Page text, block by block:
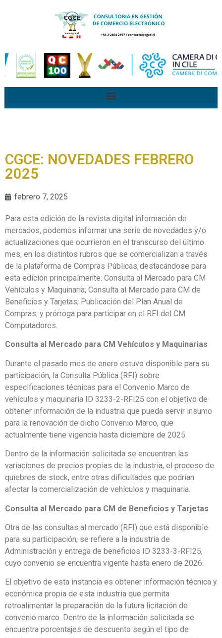
CGCE: NOVEDADES FEBRERO
2025
febrero 7, 2025
Para esta edición de la revista digital información de
mercados, podemos informar una serie de novedades y/o
actualizaciones que ocurrieron en el transcurso del último
mes, en los distintos rubros que se comercializan a través
de la plataforma de Compras Públicas, destacándose para
esta edición principalmente: Consulta al Mercado para CM
Vehículos y Maquinaria; Consulta al Mercado para CM de
Beneficios y Tarjetas; Publicación del Plan Anual de
Compras; y prórroga para participar en el RFI del CM
Computadores.
Consulta al Mercado para CM Vehículos y Maquinarias
Durante el pasado mes de enero estuvo disponible para su
participación, la Consulta Pública (RFI) sobre
especificaciones técnicas para el Convenio Marco de
vehículos y maquinaria ID 3233-2-RFI25 con el objetivo de
obtener información de la industria que pueda servir insumo
para la renovación de dicho Convenio Marco, que
actualmente tiene vigencia hasta diciembre de 2025.
Dentro de la información solicitada se encuentran las
variaciones de precios propias de la industria, el proceso de
quiebres de stock, entre otras dificultades que podrían
afectar la comercialización de vehículos y maquinaria.
Consulta al Mercado para CM de Beneficios y Tarjetas
Otra de las consultas al mercado (RFI) que está disponible
para su participación, se refiere a la industria de
Administración y entrega de beneficios ID 3233-3-RFI25,
cuyo convenio se encuentra vigente hasta enero de 2026.
El objetivo de esta instancia es obtener información técnica y
económica propia de esta industria que permita
retroalimentar la preparación de la futura licitación de
convenio marco. Dentro de la información solicitada se
encuentra porcentajes de descuento según el tipo de